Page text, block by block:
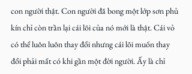
con người thật. Con người đã bong một lớp sơn phủ
kín chỉ còn trần lại cái lõi của nó mới là thật. Cái vỏ
có thể luôn luôn thay đổi nhưng cái lõi muốn thay
đổi phải mất có khi gần một đời người. Ấy là chỉ